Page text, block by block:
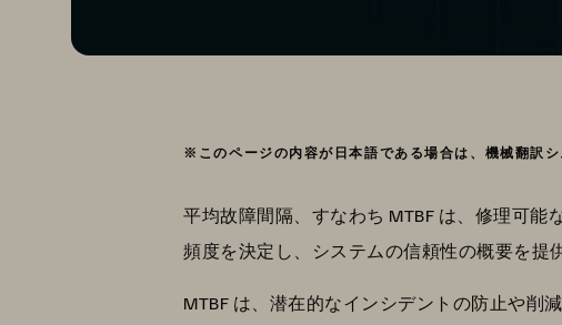
※このページの内容が日本語である場合は、機械翻訳シ
平均故障間隔、すなわち MTBF は、修理可
頻度を決定し、システムの信頼性の概要を提
MTBF は、潜在的なインシデントの防止や削